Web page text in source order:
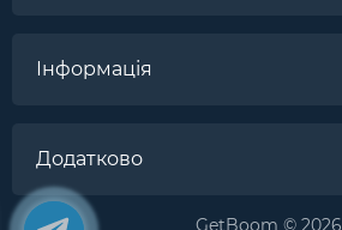
Інформація
Додатково
GetBoom © 2026